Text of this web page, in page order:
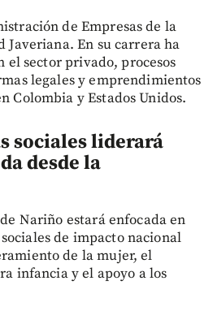
de Empresas de la
En su carrera ha
sector privado, procesos
legales y emprendimientos
Colombia y Estados Unidos.
sociales liderará
desde la
Nariño estará enfocada en
de impacto nacional
de la mujer, el
infancia y el apoyo a los